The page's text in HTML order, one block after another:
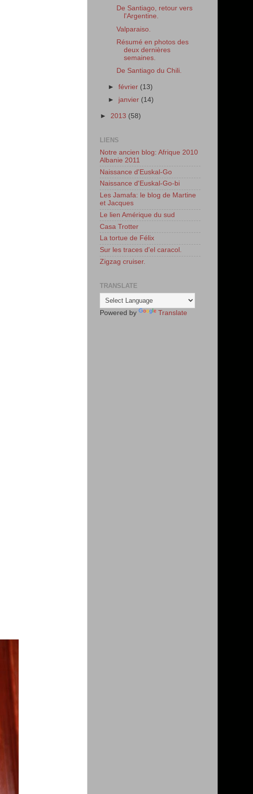
De Santiago, retour vers
l'Argentine.
Valparaiso.
Résumé en photos des
deux dernières
semaines.
De Santiago du Chili.
►février (13)
► janvier (14)
► 2013 (58)
LIENS
Notre ancien blog: Afrique 2010
Albanie 2011
Naissance d'Euskal-Go
Naissance d'Euskal-Go-bi
Les Jamafa: le blog de Martine
et Jacques
Le lien Amérique du sud
Casa Trotter
La tortue de Félix
Sur les traces d'el caracol.
Zigzag cruiser.
TRANSLATE
Powered by Translate